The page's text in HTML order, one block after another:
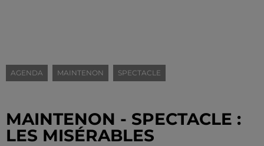
AGENDA MAINTENON SPECTACLE
MAINTENON - SPECTACLE :
LES MISÉRABLES